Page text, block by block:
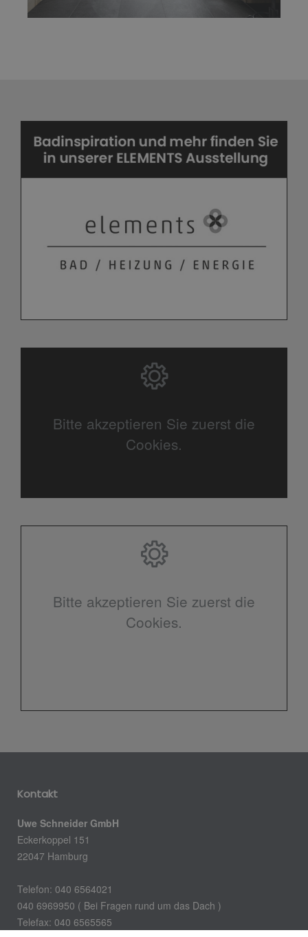
Bitte akzeptieren Sie zuerst die
Cookies.
Bitte akzeptieren Sie zuerst die
Cookies.
Kontakt
Uwe Schneider GmbH
Eckerkoppel 151
22047 Hamburg
Telefon: 040 6564021
040 6969950 ( Bei Fragen rund um das Dach )
Telefax: 040 6565565